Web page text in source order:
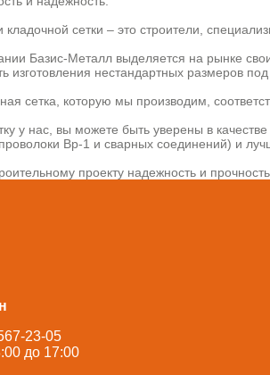
сетки – это строители,
Базис-Металл выделяется на рынке
изготовления нестандартных размеров
сетка, которую мы производим,
у нас, вы можете быть уверены в
Вр-1 и сварных соединений) и
проекту надежность и
23-05
до 17:00